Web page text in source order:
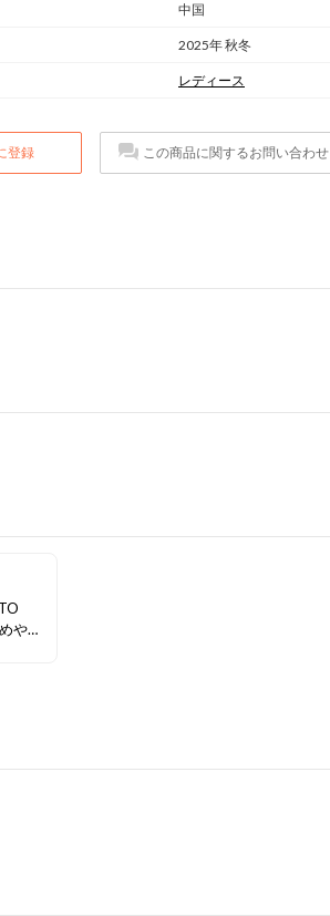
中国
2025年 秋冬
レディース
登録 この商品に関するお問い合わせ